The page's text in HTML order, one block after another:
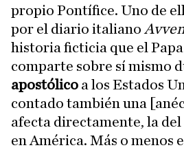
propio Pontífice. Uno de
por el diario italiano
historia ficticia que el
comparte sobre sí mismo
apostólico a los Estados
contado también una
afecta directamente, la del
en América. Más o menos